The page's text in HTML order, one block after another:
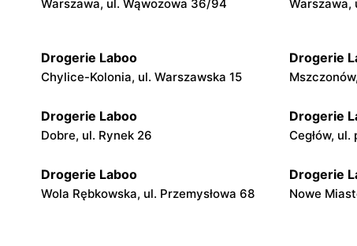
Warszawa, ul. Wąwozowa 36/94 Warszawa,
Drogerie Laboo
Chylice-Kolonia, ul. Warszawska 15
Drogerie
Drogerie Laboo
Dobre, ul. Rynek 26
Drogerie
Cegłów,
Drogerie Laboo
Wola Rębkowska, ul. Przemysłowa 68
Drogerie
Nowe